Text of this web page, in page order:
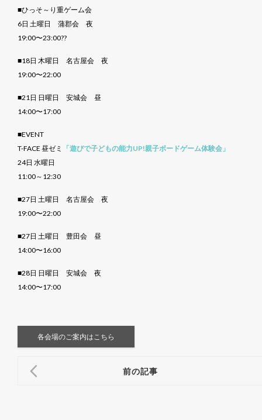
■ひっそ～り重ゲーム会
6日 土曜日 蒲郡会 夜
19:00〜23:00??
■18日 木曜日 名古屋会 夜
19:00〜22:00
■21日 日曜日 安城会 昼
14:00〜17:00
■EVENT
T-FACE 昼ゼミ
「遊びで子どもの能力UP!親子ボードゲーム体験会」
24日 水曜日
11:00～12:30
■27日 土曜日 名古屋会 夜
19:00〜22:00
■27日 土曜日 豊田会 昼
14:00〜16:00
■28日 日曜日 安城会 夜
14:00〜17:00
各会場のご案内はこちら
前の記事